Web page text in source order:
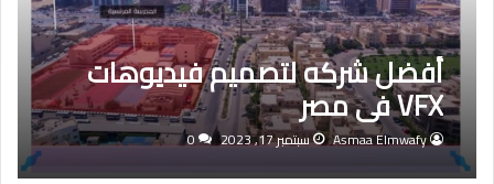
أفضل شركه لتصميم فيديوهات
VFX فى مصر
Asmaa Elmwafy سبتمبر 17, 2023 0